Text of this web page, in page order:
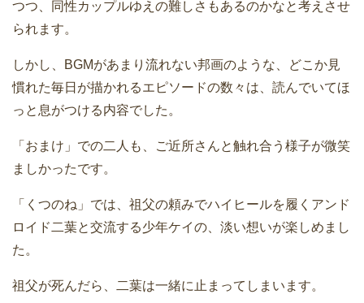
つつ、同性カップルゆえの難しさもあるのかなと考えさせ
られます。
しかし、BGMがあまり流れない邦画のような、どこか見
慣れた毎日が描かれるエピソードの数々は、読んでいてほ
っと息がつける内容でした。
「おまけ」での二人も、ご近所さんと触れ合う様子が微笑
ましかったです。
「くつのね」では、祖父の頼みでハイヒールを履くアンド
ロイド二葉と交流する少年ケイの、淡い想いが楽しめまし
た。
祖父が死んだら、二葉は一緒に止まってしまいます。